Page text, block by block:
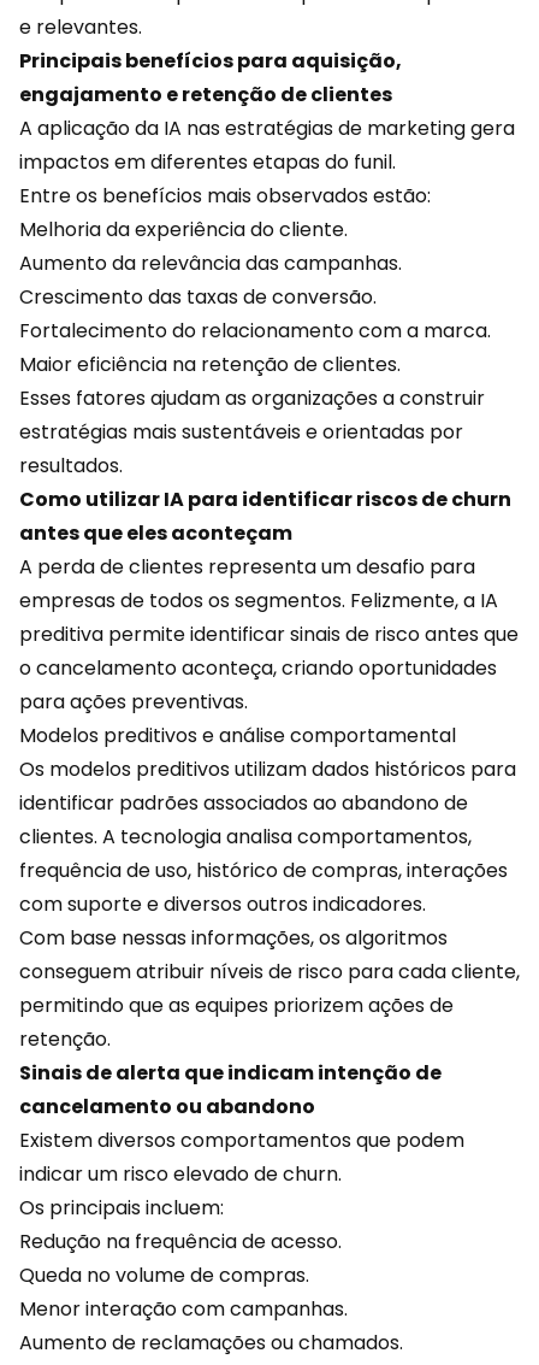
e relevantes.
Principais benefícios para aquisição,
engajamento e retenção de clientes
A aplicação da IA nas estratégias de marketing gera
impactos em diferentes etapas do funil.
Entre os benefícios mais observados estão:
Melhoria da experiência do cliente.
Aumento da relevância das campanhas.
Crescimento das taxas deconversão.
Fortalecimento do relacionamento com a marca.
Maior eficiência na retenção de clientes.
Esses fatores ajudam as organizações a construir
estratégias mais sustentáveis e orientadas por
resultados.
Como utilizar IA para identificar riscos de churn
antes que eles aconteçam
A perda de clientes representa um desafio para
empresas de todos os segmentos. Felizmente, a IA
preditiva permite identificar sinais de risco antes que
o cancelamento aconteça, criando oportunidades
para ações preventivas.
Modelos preditivos e análise comportamental
Os modelos preditivos utilizam dados históricos para
identificar padrões associados ao abandono de
clientes. A tecnologia analisa comportamentos,
frequência de uso, histórico de compras, interações
com suporte e diversos outros indicadores.
Com base nessas informações, os algoritmos
conseguem atribuir níveis de risco para cada cliente,
permitindo que as equipes priorizem ações de
retenção.
Sinais de alerta que indicam intenção de
cancelamento ou abandono
Existem diversos comportamentos que podem
indicar um risco elevado de churn.
Os principais incluem:
Redução na frequência de acesso.
Queda no volume de compras.
Menor interação com campanhas.
Aumento de reclamações ou chamados.